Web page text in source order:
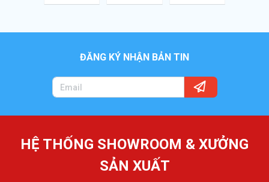
ĐĂNG KÝ NHẬN BẢN TIN
HỆ THỐNG SHOWROOM & XƯỞNG
SẢN XUẤT